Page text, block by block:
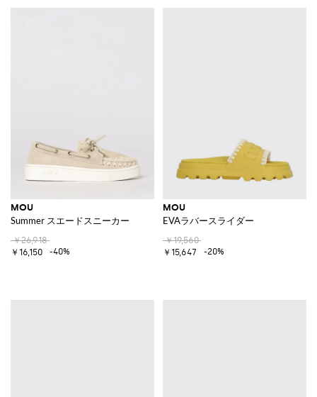
MOU
Summer スエードスニーカー
￥26,918
￥16,150
-40%
MOU
EVAラバースライダー
￥19,560
￥15,647
-20%